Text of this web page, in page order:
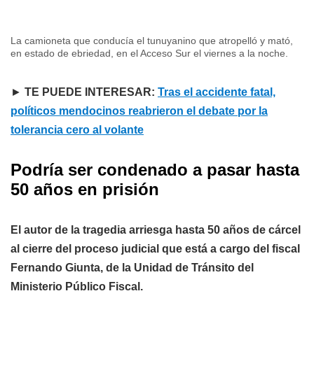
La camioneta que conducía el tunuyanino que atropelló y mató,
en estado de ebriedad, en el Acceso Sur el viernes a la noche.
► TE PUEDE INTERESAR: Tras el accidente fatal,
políticos mendocinos reabrieron el debate por la
tolerancia cero al volante
Podría ser condenado a pasar hasta
50 años en prisión
El autor de la tragedia arriesga hasta 50 años de cárcel
al cierre del proceso judicial que está a cargo del fiscal
Fernando Giunta, de la Unidad de Tránsito del
Ministerio Público Fiscal.